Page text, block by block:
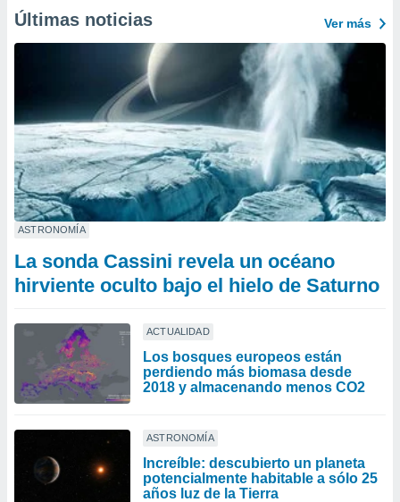
Últimas noticias Ver más
ASTRONOMÍA
La sonda Cassini revela un océano
hirviente oculto bajo el hielo de Saturno
ACTUALIDAD
Los bosques europeos están
perdiendo más biomasa desde
2018 y almacenando menos CO2
ASTRONOMÍA
Increíble: descubierto un planeta
potencialmente habitable a sólo 25
años luz de la Tierra